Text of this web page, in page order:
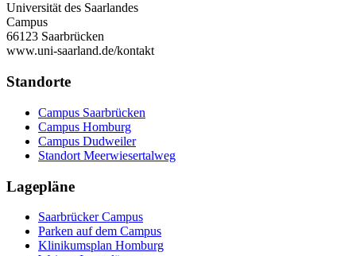
Universität des Saarlandes
Campus
66123 Saarbrücken
www.uni-saarland.de/kontakt
Standorte
Campus Saarbrücken
Campus Homburg
Campus Dudweiler
Standort Meerwiesertalweg
Lagepläne
Saarbrücker Campus
Parken auf dem Campus
Klinikumsplan Homburg